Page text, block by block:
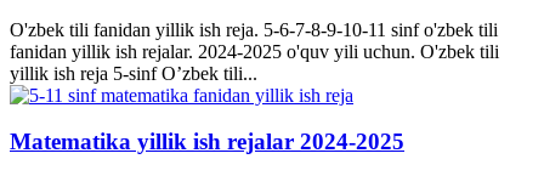
O'zbek tili fanidan yillik ish reja. 5-6-7-8-9-10-11 sinf o'zbek tili
fanidan yillik ish rejalar. 2024-2025 o'quv yili uchun. O'zbek tili
yillik ish reja 5-sinf O’zbek tili...
Matematika yillik ish rejalar 2024-2025